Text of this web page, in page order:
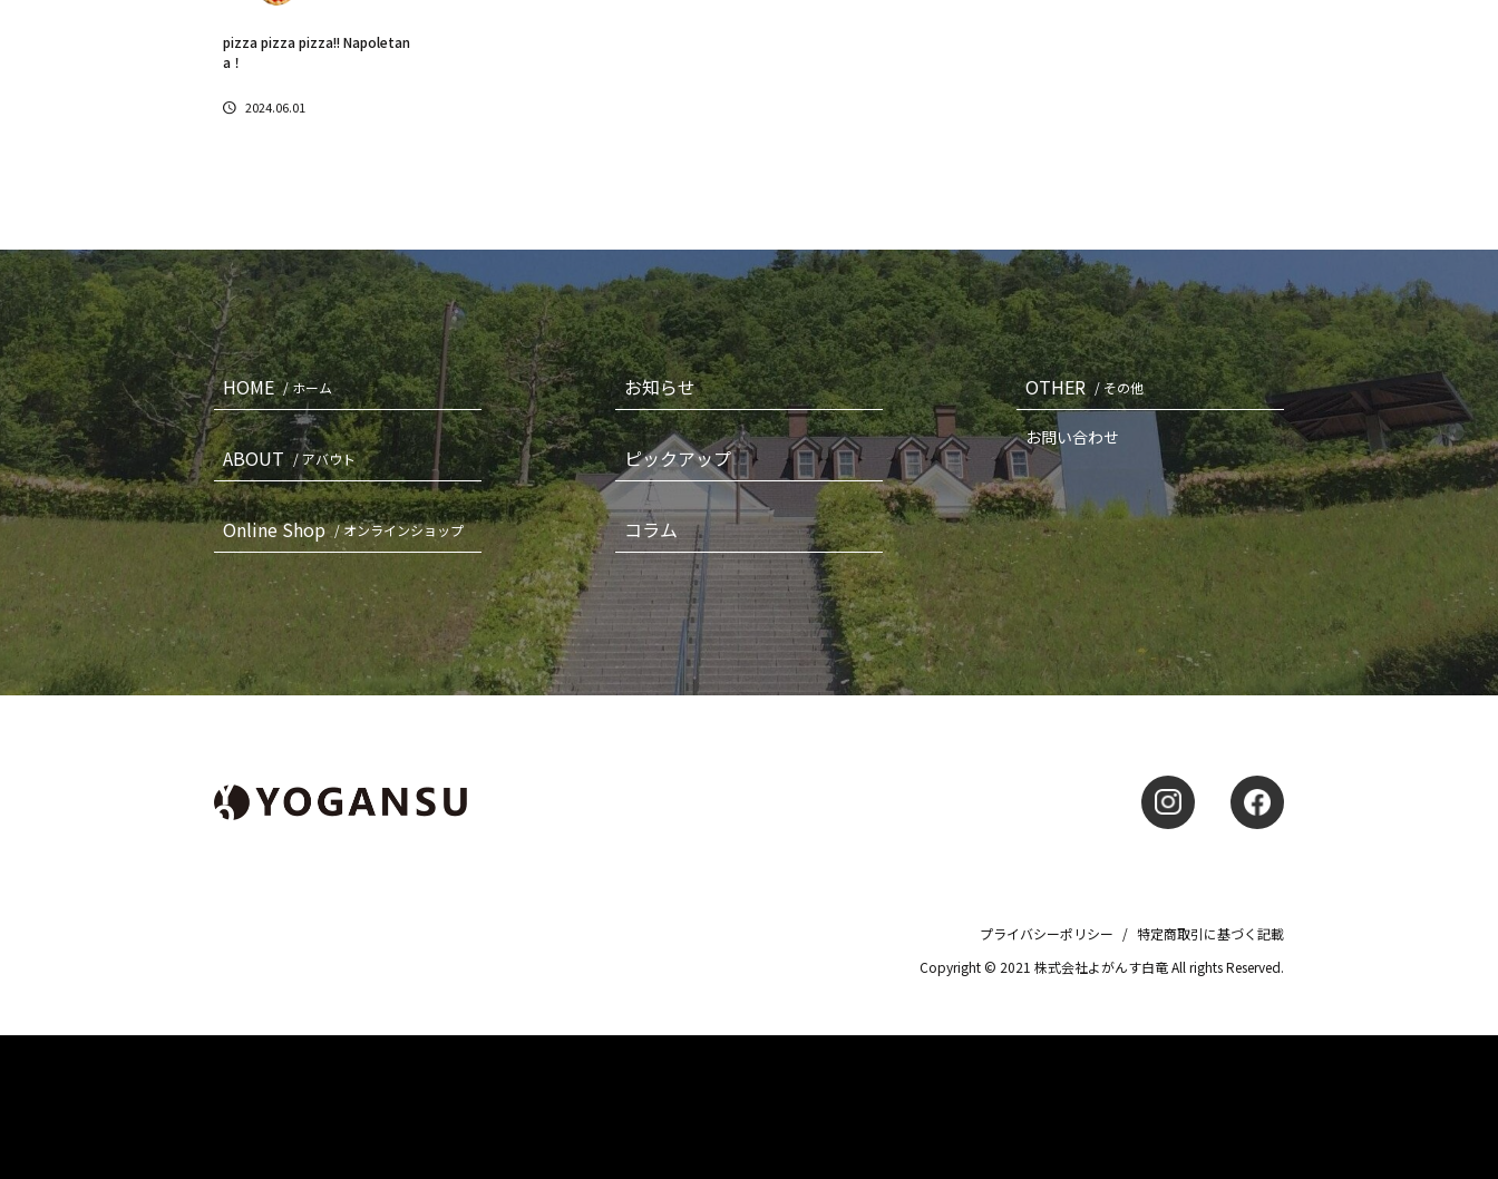
pizza pizza pizza!! Napoletan
a！
2024.06.01
HOME / ホーム
ABOUT / アバウト
Online Shop / オンラインショップ
お知らせ
ピックアップ
コラム
OTHER / その他
お問い合わせ
プライバシーポリシー / 特定商取引に基づく記載
Copyright © 2021 株式会社よがんす白竜 All rights Reserved.